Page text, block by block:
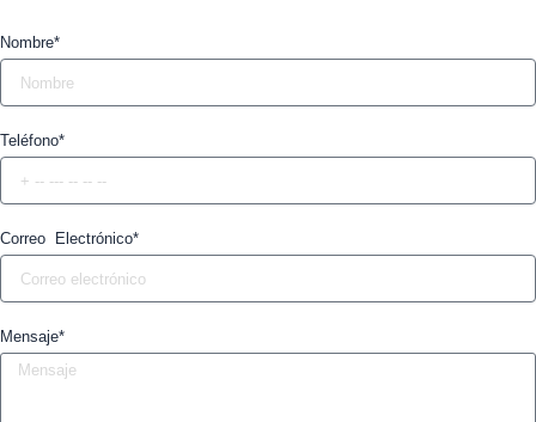
Nombre*
Teléfono*
Correo Electrónico*
Mensaje*